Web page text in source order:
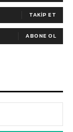
TAKIP ET
ABONE OL